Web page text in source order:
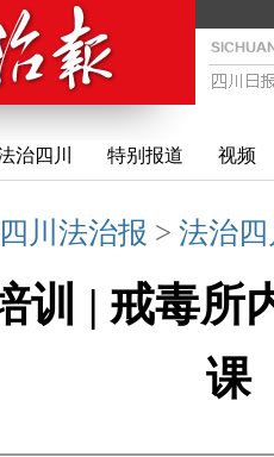
治四川 特别报道 视频
四川法治报 > 法治
训 | 戒毒所
课